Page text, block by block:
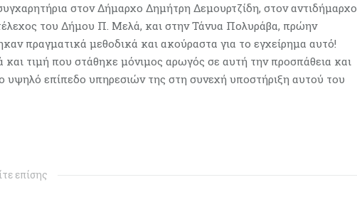
στον Δήμαρχο Δημήτρη Δεμουρτζίδη, στον αντιδήμαρχο
του Δήμου Π. Μελά, και στην Τάνυα Πολυράβα, πρώην
πραγματικά μεθοδικά και ακούραστα για το εγχείρημα αυτό!
και τιμή που στάθηκε μόνιμος αρωγός σε αυτή την προσπάθεια και
υψηλό επίπεδο υπηρεσιών της στη συνεχή υποστήριξη αυτού του
επίσης